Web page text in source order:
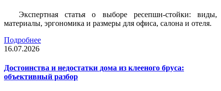
Экспертная статья о выборе ресепшн-стойки: виды,
материалы, эргономика и размеры для офиса, салона и отеля.
Подробнее
16.07.2026
Достоинства и недостатки дома из клееного бруса:
объективный разбор